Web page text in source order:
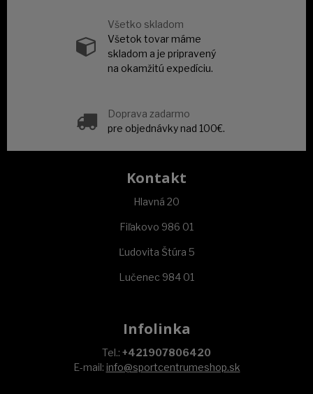
Všetko skladom
Všetok tovar máme
skladom a je pripravený
na okamžitú expedíciu.
Doprava zadarmo
pre objednávky nad 100€.
Kontakt
Hlavná 20
Fiľakovo 986 01
Ľudovita Štúra 5
Lučenec 984 01
Infolinka
Tel.: +421907806420
E-mail: info@sportcentrumeshop.sk